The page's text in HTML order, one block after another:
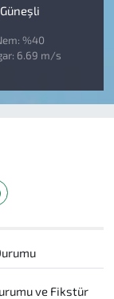
Güneşli
%40
6.69 m/s
ve Fikstür